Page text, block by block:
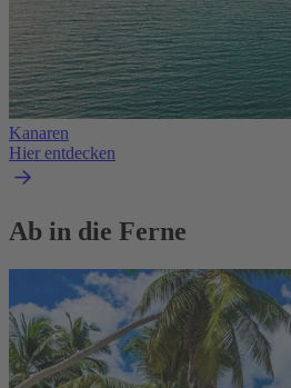
Kanaren
Hier entdecken
Ab in die Ferne